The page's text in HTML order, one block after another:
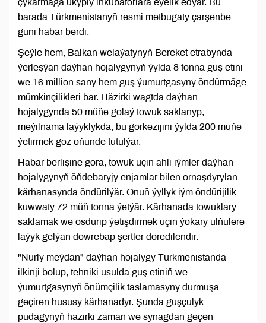
çykarmaga ukyply inkubatorlara eýelik edýär. Bu
barada Türkmenistanyň resmi metbugaty çarşenbe
güni habar berdi.
Şeýle hem, Balkan welaýatynyň Bereket etrabynda
ýerleşýän daýhan hojalygynyň ýylda 8 tonna guş etini
we 16 million sany hem guş ýumurtgasyny öndürmäge
mümkinçilikleri bar. Häzirki wagtda daýhan
hojalygynda 50 müňe golaý towuk saklanyp,
meýilnama laýyklykda, bu görkezijini ýylda 200 müňe
ýetirmek göz öňünde tutulýar.
Habar berlişine görä, towuk üçin ähli iýmler daýhan
hojalygynyň öňdebaryjy enjamlar bilen ornaşdyrylan
kärhanasynda öndürilýär. Onuň ýyllyk iým öndürijilik
kuwwaty 72 müň tonna ýetýär. Kärhanada towuklary
saklamak we ösdürip ýetişdirmek üçin ýokary ülňülere
laýyk gelýän döwrebap şertler döredilendir.
"Nurly meýdan" daýhan hojalygy Türkmenistanda
ilkinji bolup, tehniki usulda guş etiniň we
ýumurtgasynyň önümçilik taslamasyny durmuşa
geçiren hususy kärhanadyr. Şunda guşçulyk
pudagynyň häzirki zaman we synagdan geçen